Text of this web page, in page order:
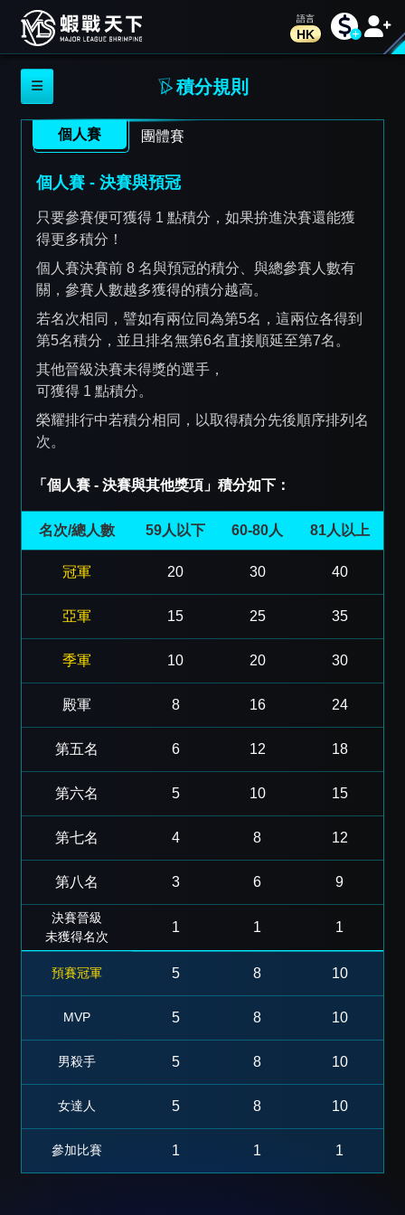
HK
積分規則
個人賽 團體賽
個人賽 - 決賽與預冠
只要參賽便可獲得 1 點積分，如果拚進決賽還能獲
得更多積分！
個人賽決賽前 8 名與預冠的積分、與總參賽人數有
關，參賽人數越多獲得的積分越高。
若名次相同，譬如有兩位同為第5名，這兩位各得到
第5名積分，並且排名無第6名直接順延至第7名。
其他晉級決賽未得獎的選手，
可獲得 1 點積分。
榮耀排行中若積分相同，以取得積分先後順序排列名
次。
「個人賽 - 決賽與其他獎項」積分如下：
名次/總人數 59人以下 60-80人 81人以上
冠軍 20 30 40
亞軍 15 25 35
季軍 10 20 30
殿軍 8 16 24
第五名 6 12 18
第六名 5 10 15
第七名 4 8 12
第八名 3 6 9
決賽晉級
未獲得名次
1 1 1
預賽冠軍 5 8 10
MVP 5 8 10
男殺手 5 8 10
女達人 5 8 10
參加比賽 1 1 1